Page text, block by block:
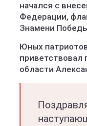
начался с
Федерации,
Знамени
Юных
приветствовал
области